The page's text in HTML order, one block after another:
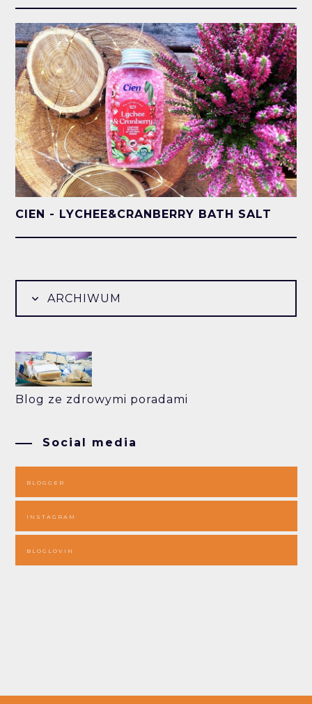
CIEN - LYCHEE&CRANBERRY BATH SALT
ARCHIWUM
Blog ze zdrowymi poradami
Social media
BLOGGER
INSTAGRAM
BLOGLOVIN